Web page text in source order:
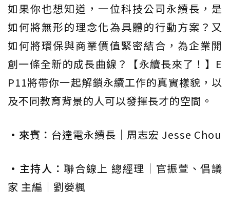
如果你也想知道，一位科技公司永續長，是
如何將無形的理念化為具體的行動方案？又
如何將環保與商業價值緊密結合，為企業開
創一條全新的成長曲線？【永續長來了！】E
P11將帶你一起解鎖永續工作的真實樣貌，以
及不同教育背景的人可以發揮長才的空間。
•來賓： 台達電永續長｜周志宏 Jesse Chou
•主持人： 聯合線上 總經理｜官振萱、倡議
家 主編｜劉嫈楓